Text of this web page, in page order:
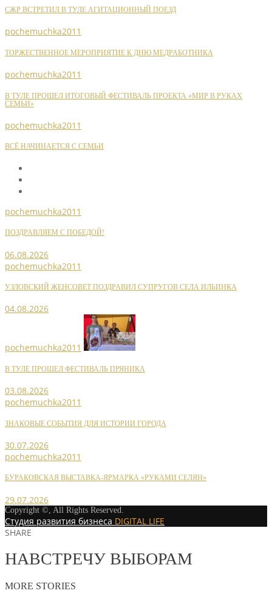
СЖР ВСТРЕТИЛ В ТУЛЕ АГИТАЦИОННЫЙ ПОЕЗД
pochemuchka2011
ТОРЖЕСТВЕННОЕ МЕРОПРИЯТИЕ К ДНЮ МЕДРАБОТНИКА
pochemuchka2011
В ТУЛЕ ПРОШЕЛ ИТОГОВЫЙ ФЕСТИВАЛЬ ПРОЕКТА «МИР В РУКАХ
СЕМЬИ»
pochemuchka2011
ВСЁ НАЧИНАЕТСЯ С СЕМЬИ
pochemuchka2011
ПОЗДРАВЛЯЕМ С ПОБЕДОЙ!
06.08.2026
pochemuchka2011
УЗЛОВСКИЙ ЖЕНСОВЕТ ПОЗДРАВИЛ СУПРУГОВ СЕЛА ИЛЬИНКА
04.08.2026
pochemuchka2011
В ТУЛЕ ПРОШЕЛ ФЕСТИВАЛЬ ПРЯНИКА
03.08.2026
pochemuchka2011
ЗНАКОВЫЕ СОБЫТИЯ ДЛЯ ИСТОРИИ ГОРОДА
30.07.2026
pochemuchka2011
БУРАКОВСКАЯ ВЫСТАВКА-ЯРМАРКА «РУКАМИ СЕЛЯН»
29.07.2026
Copyright ©, All Rights Reserved.
Студия развития бизнеса DIGITAL LIFE
SHARE
НАВСТРЕЧУ ВЫБОРАМ
MORE STORIES